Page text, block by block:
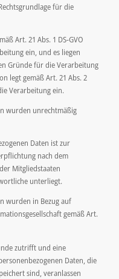
für die
Art. 21 Abs. 1 DS-GVO
ein, und es liegen
Gründe für die Verarbeitung
legt gemäß Art. 21 Abs. 2
Verarbeitung ein.
wurden unrechtmäßig
Daten ist zur
nach dem
Mitgliedstaaten
unterliegt.
wurden in Bezug auf
gemäß Art.
zutrifft und eine
Daten, die
sind, veranlassen